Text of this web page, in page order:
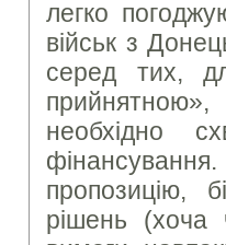
легко
військ з
серед тих,
необхідно
пропозицію,
рішень (хоча